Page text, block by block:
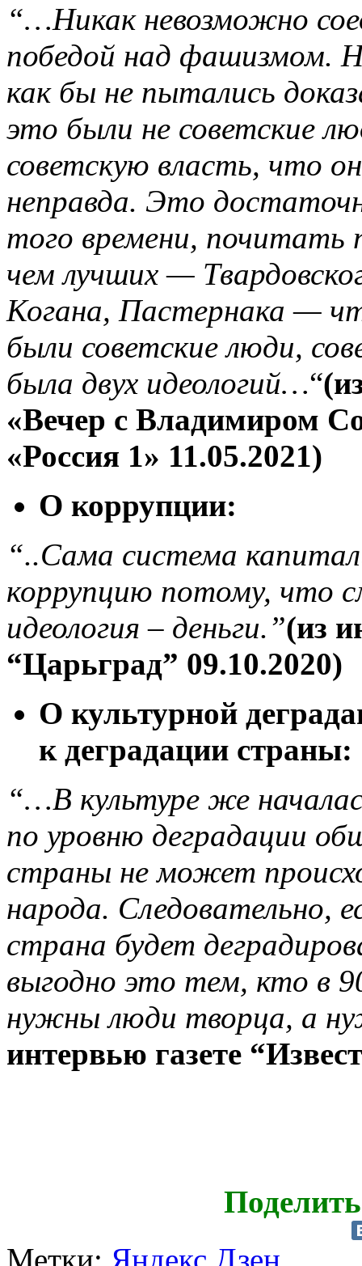
“…Никак невозможно
победой над фашизмом.
как бы не пытались
это были не советские
советскую власть, что
неправда. Это
того времени, почитать
чем лучших —
Когана, Пастернака —
были советские люди,
была двух идеологий…“
«Вечер с Владимиром
«Россия 1» 11.05.2021)
О коррупции:
“..Сама система
коррупцию потому, что
идеология – деньги.”(из
“Царьград” 09.10.2020)
О культурной
к деградации страны:
“…В культуре же
по уровню деградации
страны не может
народа. Следовательно,
страна будет
выгодно это тем, кто в
нужны люди творца, а
интервью газете
Метки: Яндекс Дзен